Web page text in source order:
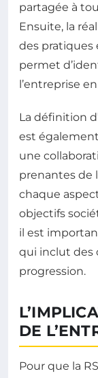
partagée à
Ensuite, la
des pratiques
permet
l’entreprise
La définition
est
une
prenantes de
chaque
objectifs
il est
qui inclut des
progression.
DE
Pour que la